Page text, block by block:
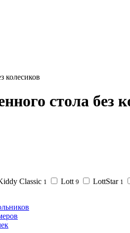
колесиков
стола без
Classic 1 Lott 9 LottStar 1